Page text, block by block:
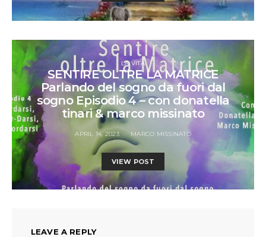
LA VITA
SENTIRE OLTRE LA MATRICE
Parlando del sogno da fuori dal
sogno Episodio 4 – con donatella
tinari & marco missinato
APRIL 14, 2023 MARCO MISSINATO
VIEW POST
LEAVE A REPLY